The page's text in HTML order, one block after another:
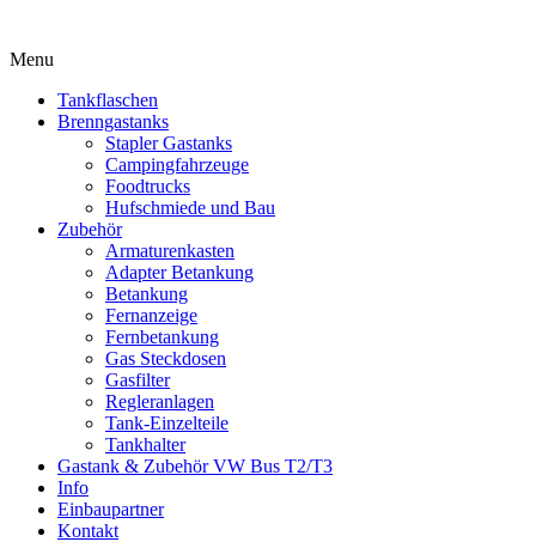
Menu
Tankflaschen
Brenngastanks
Stapler Gastanks
Campingfahrzeuge
Foodtrucks
Hufschmiede und Bau
Zubehör
Armaturenkasten
Adapter Betankung
Betankung
Fernanzeige
Fernbetankung
Gas Steckdosen
Gasfilter
Regleranlagen
Tank-Einzelteile
Tankhalter
Gastank & Zubehör VW Bus T2/T3
Info
Einbaupartner
Kontakt